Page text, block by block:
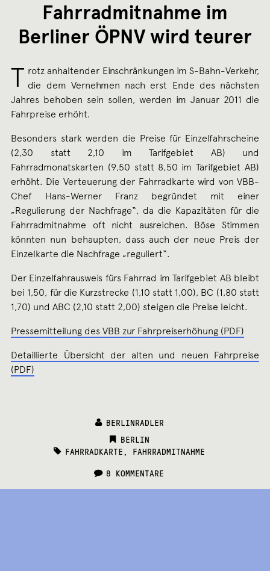
Fahrradmitnahme im
Berliner ÖPNV wird teurer
T rotz anhaltender Einschränkungen im S-Bahn-Verkehr,
die dem Vernehmen nach erst Ende des nächsten
Jahres behoben sein sollen, werden im Januar 2011 die
Fahrpreise erhöht.
Besonders stark werden die Preise für Einzelfahrscheine
(2,30 statt 2,10 im Tarifgebiet AB) und
Fahrradmonatskarten (9,50 statt 8,50 im Tarifgebiet AB)
erhöht. Die Verteuerung der Fahrradkarte wird von VBB-
Chef Hans-Werner Franz begründet mit einer
„Regulierung der Nachfrage“, da die Kapazitäten für die
Fahrradmitnahme oft nicht ausreichen. Böse Stimmen
könnten nun behaupten, dass auch der neue Preis der
Einzelkarte die Nachfrage „reguliert“.
Der Einzelfahrausweis fürs Fahrrad im Tarifgebiet AB bleibt
bei 1,50, für die Kurzstrecke (1,10 statt 1,00), BC (1,80 statt
1,70) und ABC (2,10 statt 2,00) steigen die Preise leicht.
Pressemitteilung des VBB zur Fahrpreiserhöhung (PDF)
Detaillierte Übersicht der alten und neuen Fahrpreise
(PDF)
BERLINRADLER
CATEGORIES:
BERLIN
TAGS:
FAHRRADKARTE , FAHRRADMITNAHME
8 KOMMENTARE